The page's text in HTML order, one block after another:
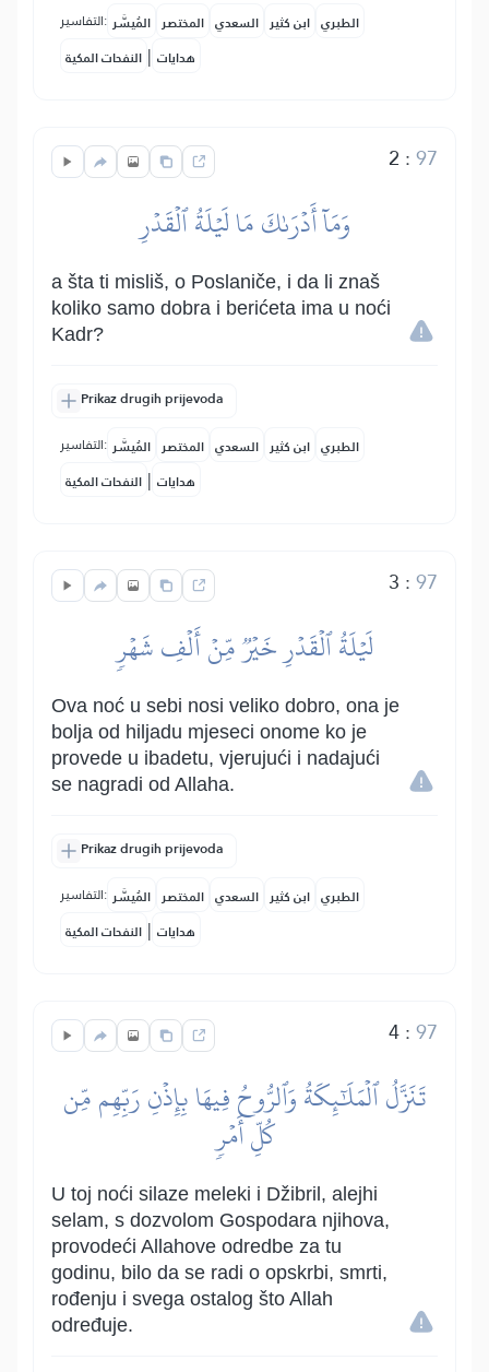
التفاسير: المُيسَّر المختصر السعدي ابن كثير الطبري
النفحات المكية | هدايات
2 :97
وَمَآ أَدۡرَىٰكَ مَا لَيۡلَةُ ٱلۡقَدۡرِ
a šta ti misliš, o Poslaniče, i da li znaš
koliko samo dobra i berićeta ima u noći
Kadr?
Prikaz drugih prijevoda
التفاسير: المُيسَّر المختصر السعدي ابن كثير الطبري
النفحات المكية | هدايات
3 :97
لَيۡلَةُ ٱلۡقَدۡرِ خَيۡرٞ مِّنۡ أَلۡفِ شَهۡرٖ
Ova noć u sebi nosi veliko dobro, ona je
bolja od hiljadu mjeseci onome ko je
provede u ibadetu, vjerujući i nadajući
se nagradi od Allaha.
Prikaz drugih prijevoda
التفاسير: المُيسَّر المختصر السعدي ابن كثير الطبري
النفحات المكية | هدايات
4:97
تَنَزَّلُ ٱلۡمَلَٰٓئِكَةُ وَٱلرُّوحُ فِيهَا بِإِذۡنِ رَبِّهِم مِّن
كُلِّ أَمۡرٖ
U toj noći silaze meleki i Džibril, alejhi
selam, s dozvolom Gospodara njihova,
provodeći Allahove odredbe za tu
godinu, bilo da se radi o opskrbi, smrti,
rođenju i svega ostalog što Allah
određuje.